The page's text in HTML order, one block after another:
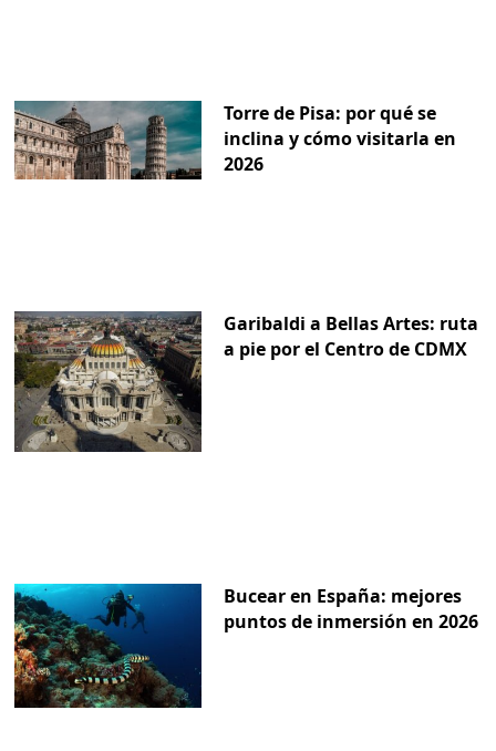
Torre de Pisa: por qué se
inclina y cómo visitarla en
2026
Garibaldi a Bellas Artes: ruta
a pie por el Centro de CDMX
Bucear en España: mejores
puntos de inmersión en 2026